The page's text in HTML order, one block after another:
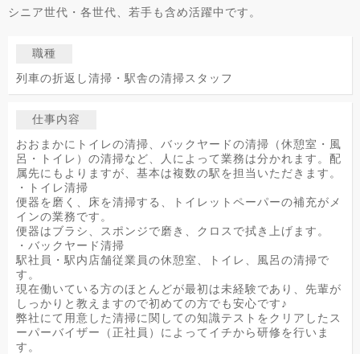
シニア世代・各世代、若手も含め活躍中です。
職種
列車の折返し清掃・駅舎の清掃スタッフ
仕事内容
おおまかにトイレの清掃、バックヤードの清掃（休憩室・風
呂・トイレ）の清掃など、人によって業務は分かれます。配
属先にもよりますが、基本は複数の駅を担当いただきます。
・トイレ清掃
便器を磨く、床を清掃する、トイレットペーパーの補充がメ
インの業務です。
便器はブラシ、スポンジで磨き、クロスで拭き上げます。
・バックヤード清掃
駅社員・駅内店舗従業員の休憩室、トイレ、風呂の清掃で
す。
現在働いている方のほとんどが最初は未経験であり、先輩が
しっかりと教えますので初めての方でも安心です♪
弊社にて用意した清掃に関しての知識テストをクリアしたス
ーパーバイザー（正社員）によってイチから研修を行いま
す。